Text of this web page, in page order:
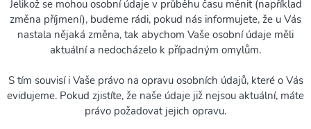
Jelikož se mohou osobní údaje v průběhu času měnit (například
změna příjmení), budeme rádi, pokud nás informujete, že u Vás
nastala nějaká změna, tak abychom Vaše osobní údaje měli
aktuální a nedocházelo k případným omylům.
S tím souvisí i Vaše právo na opravu osobních údajů, které o Vás
evidujeme. Pokud zjistíte, že naše údaje již nejsou aktuální, máte
právo požadovat jejich opravu.